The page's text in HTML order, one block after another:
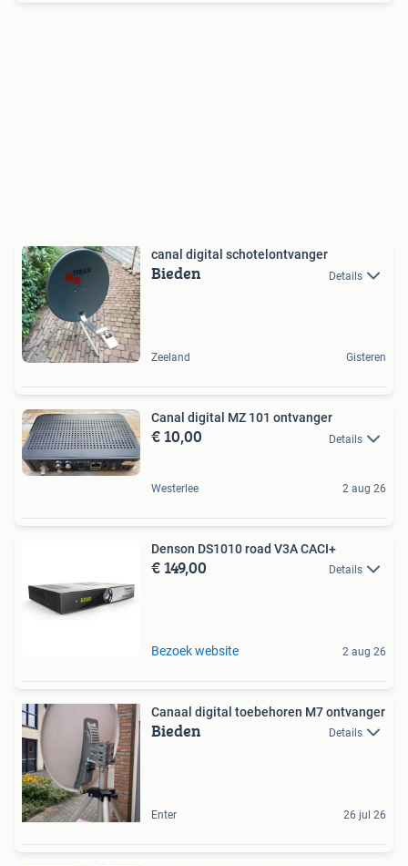
canal digital schotelontvanger
Bieden Details
Zeeland Gisteren
Canal digital MZ 101 ontvanger
€ 10,00 Details
Westerlee 2 aug 26
Denson DS1010 road V3A CACI+
€ 149,00 Details
Bezoek website 2 aug 26
Canaal digital toebehoren M7 ontvanger
Bieden Details
Enter 26 jul 26